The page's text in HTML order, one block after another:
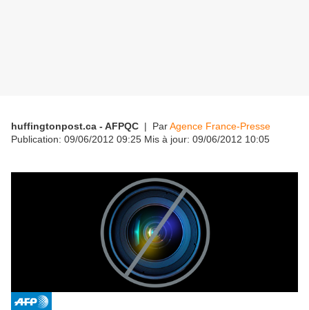
huffingtonpost.ca - AFPQC | ParAgence France-Presse
Publication: 09/06/2012 09:25 Mis à jour: 09/06/2012 10:05